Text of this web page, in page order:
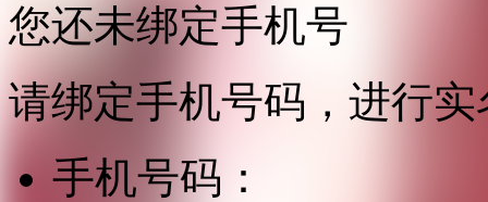
您还未绑定手机号
请绑定手机号码，进行
手机号码：